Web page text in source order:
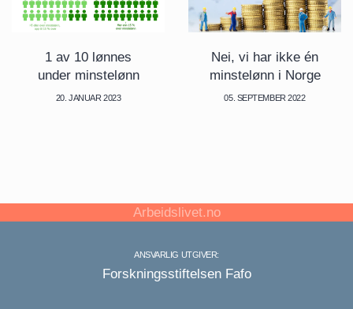
1 av 10 lønnes
under minstelønn
20. JANUAR 2023
Nei, vi har ikke én
minstelønn i Norge
05. SEPTEMBER 2022
Arbeidslivet.no
ANSVARLIG UTGIVER:
Forskningsstiftelsen Fafo